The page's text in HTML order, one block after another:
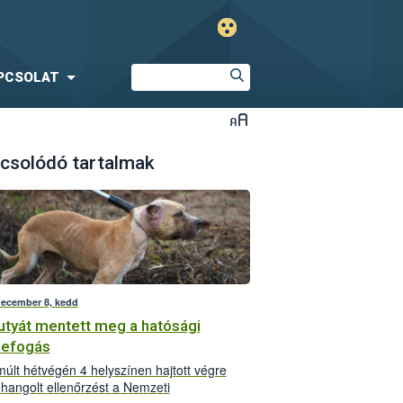
tartalmak
8, kedd
mentett meg a hatósági
hétvégén 4 helyszínen hajtott végre
ellenőrzést a Nemzeti